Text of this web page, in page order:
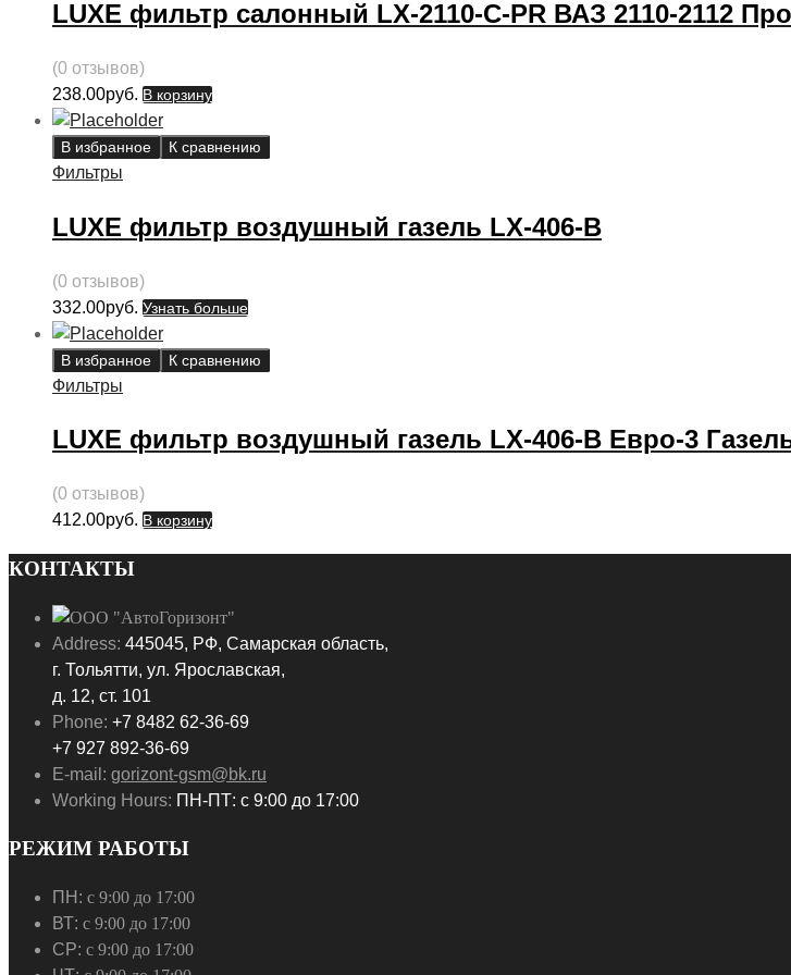
LUXE фильтр салонный LX-2110-С-PR ВАЗ 2110-2112
(0 отзывов)
238.00руб. В корзину
В избранное К сравнению
Фильтры
LUXE фильтр воздушный газель LX-406-В
(0 отзывов)
332.00руб. Узнать больше
В избранное К сравнению
Фильтры
LUXE фильтр воздушный газель LX-406-В Евро-3
(0 отзывов)
412.00руб. В корзину
КОНТАКТЫ
Address: 445045, РФ, Самарская область,
г. Тольятти, ул. Ярославская,
д. 12, ст. 101
Phone: +7 8482 62-36-69
+7 927 892-36-69
E-mail: gorizont-gsm@bk.ru
Working Hours: ПН-ПТ: с 9:00 до 17:00
РЕЖИМ РАБОТЫ
ПН: с 9:00 до 17:00
ВТ: с 9:00 до 17:00
СР: с 9:00 до 17:00